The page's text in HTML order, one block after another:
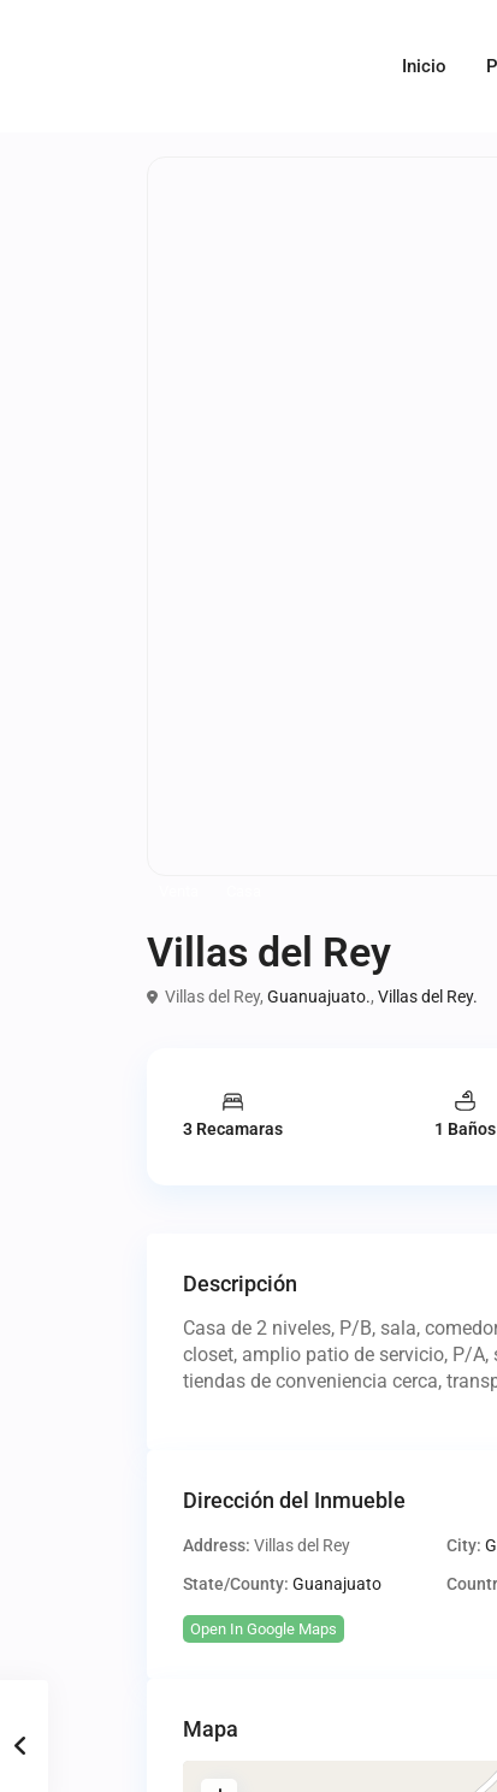
Inicio
Villas del Rey
Villas del Rey, Guanuajuato., Villas del Rey.
3 Recamaras 1 Baños
Descripción
Casa de 2 niveles, P/B, sala,
closet, amplio patio de servicio, P/
tiendas de conveniencia cerca,
Dirección del Inmueble
Address: Villas del Rey City:
State/County: Guanajuato
Open In Google Maps
Mapa